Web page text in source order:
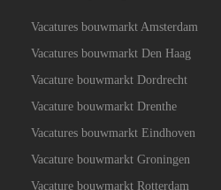
Vacatures bouwmarkt Amsterdam
Vacatures bouwmarkt Den Haag
Vacature bouwmarkt Dordrecht
Vacature bouwmarkt Drenthe
Vacatures bouwmarkt Eindhoven
Vacature bouwmarkt Groningen
Vacature bouwmarkt Rotterdam